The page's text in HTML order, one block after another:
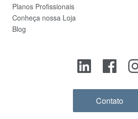
Planos Profissionais
Conheça nossa Loja
Blog
Contato